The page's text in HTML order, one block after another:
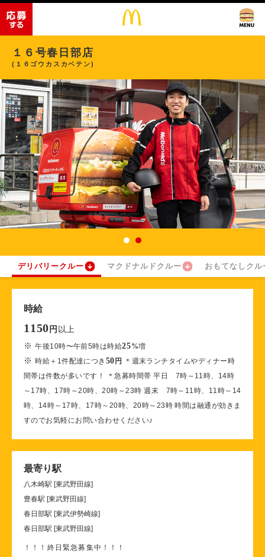
１６号春日部店
(１６ゴウカスカベテン)
デリバリークルー マクドナルドクルー おもてなしクル
時給
1150 円 以上
※午後10時〜午前5時は時給25%増
※時給＋1件配達につき 50円 ＊週末ランチタイムやディナー時
間帯は件数が多いです！ ＊急募時間帯 平日 7時～11時、14時
～17時、17時～20時、20時～23時 週末 7時～11時、11時～14
時、14時～17時、17時～20時、20時～23時 時間は融通が効きま
すのでお気軽にお問い合わせください♪
最寄り駅
八木崎駅 [東武野田線]
豊春駅 [東武野田線]
春日部駅 [東武伊勢崎線]
春日部駅 [東武野田線]
！！！終日緊急募集中！！！